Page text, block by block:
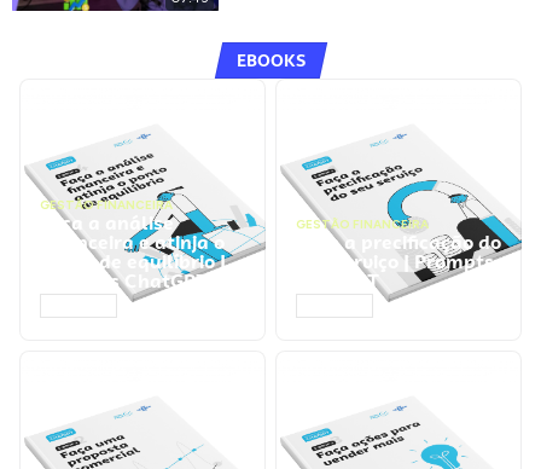
EBOOKS
GESTÃO FINANCEIRA
Faça a análise
financeira e atinja o
ponto de equilíbrio |
Prompts ChatGPT
GESTÃO FINANCEIRA
Faça a precificação do
seu serviço | Prompts
ChatGPT